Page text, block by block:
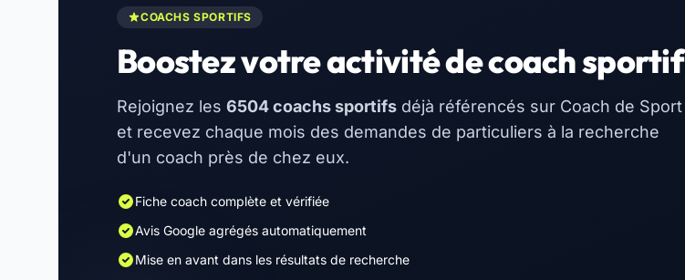
COACHS SPORTIFS
Boostez votre activité de coach sportif
Rejoignez les 6504 coachs sportifs déjà référencés sur Coach de Sport
et recevez chaque mois des demandes de particuliers à la recherche
d'un coach près de chez eux.
Fiche coach complète et vérifiée
Avis Google agrégés automatiquement
Mise en avant dans les résultats de recherche